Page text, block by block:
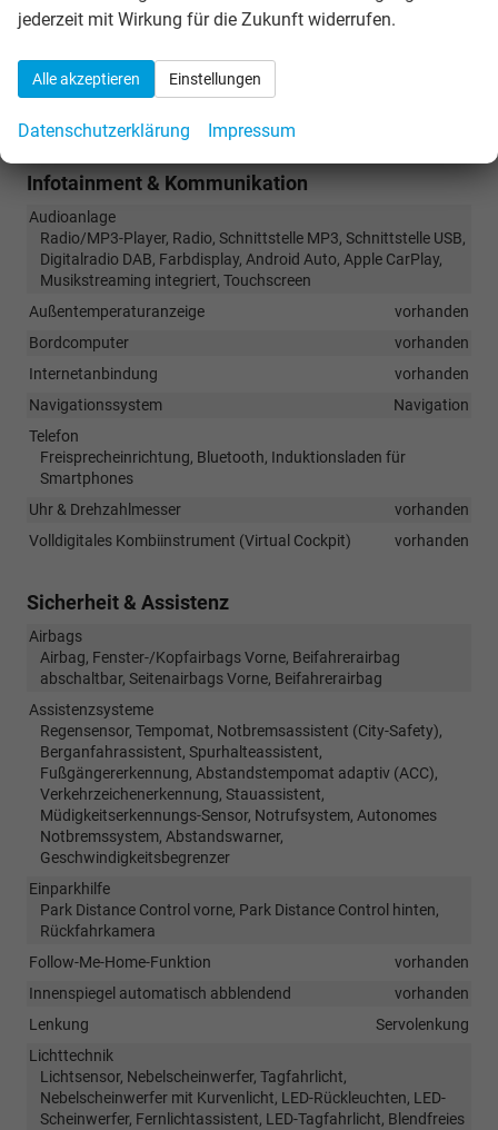
Isofix (Kindersitzbefestigung), Rücksitzbank hinten geteilt,
Sitze: Lordosenstütze
Sitze: Verstellbarkeit
Höhenverstellbarer Fahrer- und Beifahrersitz
Infotainment & Kommunikation
Audioanlage
Radio/MP3-Player, Radio, Schnittstelle MP3, Schnittstelle USB,
Digitalradio DAB, Farbdisplay, Android Auto, Apple CarPlay,
Musikstreaming integriert, Touchscreen
Außentemperaturanzeige
vorhanden
Bordcomputer
vorhanden
Internetanbindung
vorhanden
Navigationssystem
Navigation
Telefon
Freisprecheinrichtung, Bluetooth, Induktionsladen für
Smartphones
Uhr & Drehzahlmesser
vorhanden
Volldigitales Kombiinstrument (Virtual Cockpit)
vorhanden
Sicherheit & Assistenz
Airbags
Airbag, Fenster-/Kopfairbags Vorne, Beifahrerairbag
abschaltbar, Seitenairbags Vorne, Beifahrerairbag
Assistenzsysteme
Regensensor, Tempomat, Notbremsassistent (City-Safety),
Berganfahrassistent, Spurhalteassistent,
Fußgängererkennung, Abstandstempomat adaptiv (ACC),
Verkehrzeichenerkennung, Stauassistent,
Müdigkeitserkennungs-Sensor, Notrufsystem, Autonomes
Notbremssystem, Abstandswarner,
Geschwindigkeitsbegrenzer
Einparkhilfe
Park Distance Control vorne, Park Distance Control hinten,
Rückfahrkamera
Follow-Me-Home-Funktion
vorhanden
Innenspiegel automatisch abblendend
vorhanden
Lenkung
Servolenkung
Lichttechnik
Lichtsensor, Nebelscheinwerfer, Tagfahrlicht,
Nebelscheinwerfer mit Kurvenlicht, LED-Rückleuchten, LED-
Scheinwerfer, Fernlichtassistent, LED-Tagfahrlicht, Blendfreies
jederzeit mit Wirkung für die Zukunft widerrufen.
Alle akzeptieren Einstellungen
Datenschutzerklärung Impressum